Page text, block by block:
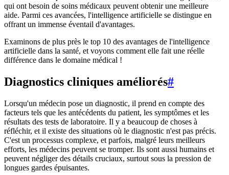
qui ont besoin de soins médicaux peuvent obtenir une meilleure
aide. Parmi ces avancées, l'intelligence artificielle se distingue en
offrant un immense éventail d'avantages.
Examinons de plus près le top 10 des avantages de l'intelligence
artificielle dans la santé, et voyons comment elle fait une réelle
différence dans le domaine médical !
Diagnostics cliniques améliorés#
Lorsqu'un médecin pose un diagnostic, il prend en compte des
facteurs tels que les antécédents du patient, les symptômes et les
résultats des tests de laboratoire. Il y a beaucoup de choses à
réfléchir, et il existe des situations où le diagnostic n'est pas précis.
C'est un processus complexe, et parfois, malgré leurs meilleurs
efforts, les médecins peuvent se tromper. Ils sont aussi humains et
peuvent négliger des détails cruciaux, surtout sous la pression de
longues gardes épuisantes.